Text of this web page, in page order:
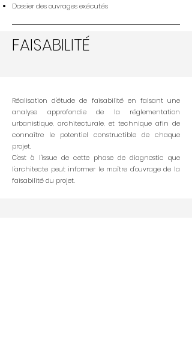
Dossier des ouvrages exécutés
FAISABILITÉ
Réalisation d'étude de faisabilité en faisant une
analyse approfondie de la réglementation
urbanistique, architecturale, et technique afin de
connaître le potentiel constructible de chaque
projet.
C'est à l'issue de cette phase de diagnostic que
l'architecte peut informer le maître d'ouvrage de la
faisabilité du projet.